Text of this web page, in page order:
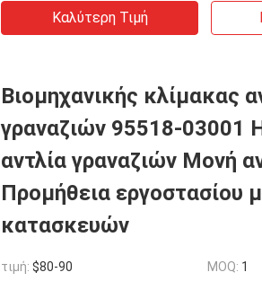
Καλύτερη Τιμή
Βιομηχανικής κλίμακας
γραναζιών 95518-03001
αντλία γραναζιών Μονή
Προμήθεια εργοστασίου
κατασκευών
τιμή: $80-90 MOQ: 1